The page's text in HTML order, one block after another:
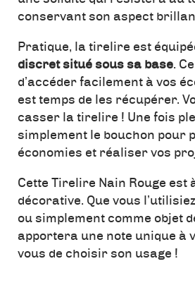
conservant son aspect
Pratique, la tirelire est
discret situé sous sa base.
d’accéder facilement à vos
est temps de les récupérer.
casser la tirelire ! Une fois
simplement le bouchon pour
économies et réaliser vos
Cette Tirelire Nain Rouge est
décorative. Que vous
ou simplement comme objet
apportera une note unique à
vous de choisir son usage !